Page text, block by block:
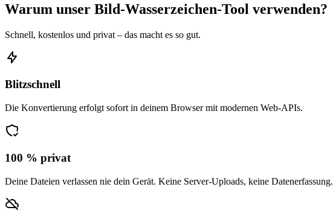
Warum unser Bild-Wasserzeichen-Tool verwenden?
Schnell, kostenlos und privat – das macht es so gut.
Blitzschnell
Die Konvertierung erfolgt sofort in deinem Browser mit modernen Web-APIs.
100 % privat
Deine Dateien verlassen nie dein Gerät. Keine Server-Uploads, keine Datenerfassung.